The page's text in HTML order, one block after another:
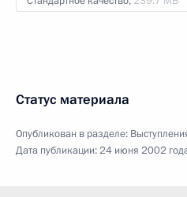
Статус материала
Опубликован в разделе:
Дата публикации:24 июня 2002